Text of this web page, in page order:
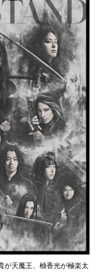
が天魔王、柚香光が極楽太